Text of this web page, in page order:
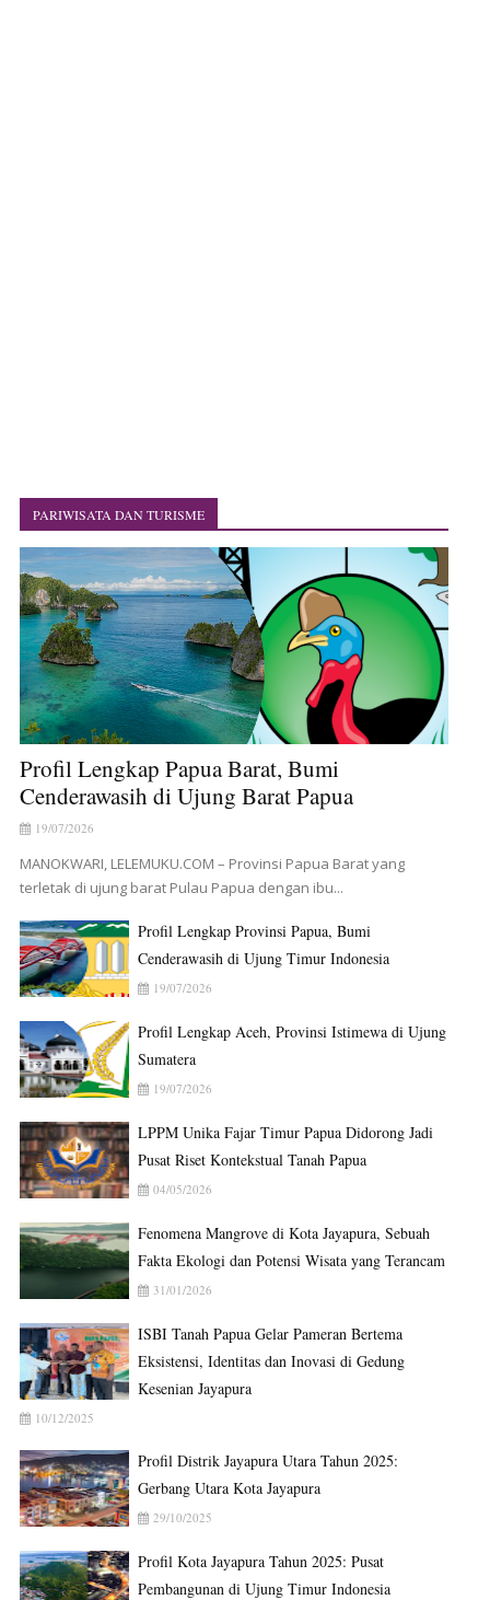
PARIWISATA DAN TURISME
Profil Lengkap Papua Barat, Bumi
Cenderawasih di Ujung Barat Papua
19/07/2026
MANOKWARI, LELEMUKU.COM – Provinsi Papua Barat yang
terletak di ujung barat Pulau Papua dengan ibu...
Profil Lengkap Provinsi Papua, Bumi
Cenderawasih di Ujung Timur Indonesia
19/07/2026
Profil Lengkap Aceh, Provinsi Istimewa di Ujung
Sumatera
19/07/2026
LPPM Unika Fajar Timur Papua Didorong Jadi
Pusat Riset Kontekstual Tanah Papua
04/05/2026
Fenomena Mangrove di Kota Jayapura, Sebuah
Fakta Ekologi dan Potensi Wisata yang Terancam
31/01/2026
ISBI Tanah Papua Gelar Pameran Bertema
Eksistensi, Identitas dan Inovasi di Gedung
Kesenian Jayapura
10/12/2025
Profil Distrik Jayapura Utara Tahun 2025:
Gerbang Utara Kota Jayapura
29/10/2025
Profil Kota Jayapura Tahun 2025: Pusat
Pembangunan di Ujung Timur Indonesia